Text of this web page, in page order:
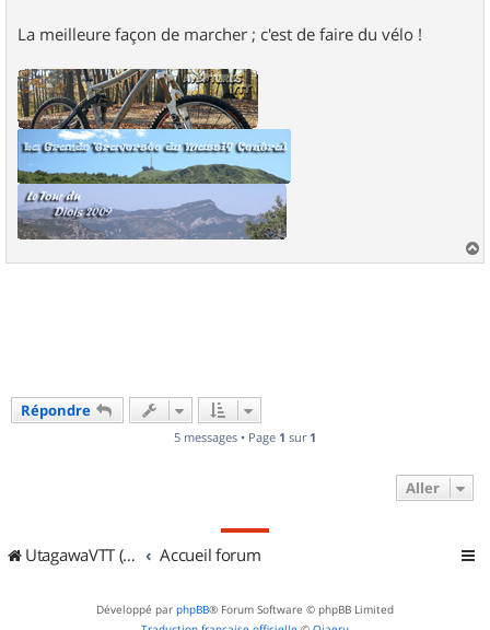
La meilleure façon de marcher ; c'est de faire du vélo !
a
Répondre
5 messages • Page 1 sur 1
Aller
UtagawaVTT (Randos VTT et VTTAE avec traces GPS) Accueil forum
Développé par phpBB® Forum Software © phpBB Limited